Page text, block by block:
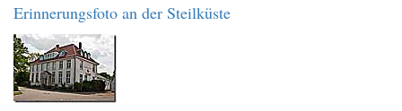
Erinnerungsfoto an der Steilküste